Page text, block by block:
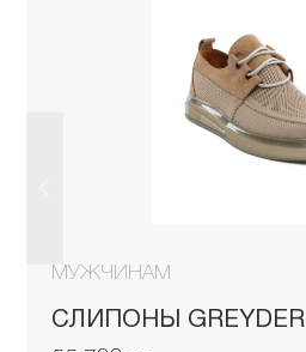
МУЖЧИНАМ
СЛИПОНЫ GREYDER